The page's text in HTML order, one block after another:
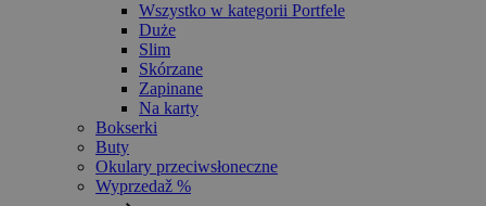
Wszystko w kategorii Portfele
Duże
Slim
Skórzane
Zapinane
Na karty
Bokserki
Buty
Okulary przeciwsłoneczne
Wyprzedaž %